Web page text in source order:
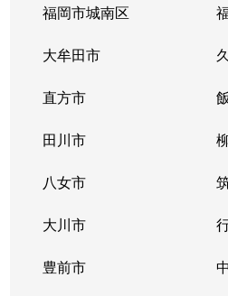
福岡市城南区
大牟田市
直方市
田川市
八女市
大川市
豊前市